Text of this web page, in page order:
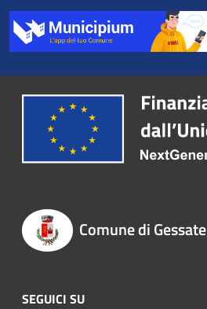
Comune di Gessate
SEGUICI SU